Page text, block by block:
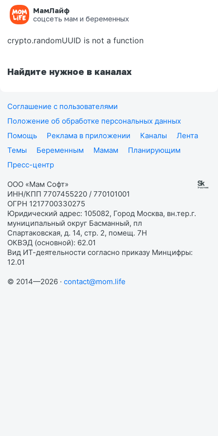
МамЛайф
соцсеть мам и беременных
Ошибка на странице
crypto.randomUUID is not a function
Найдите нужное в каналах
Соглашение с пользователями
Положение об обработке персональных данных
Помощь
Реклама в приложении Каналы
Лента
Темы
Беременным Мамам
Планирующим
Пресс-центр
ООО «Мам Софт»
ИНН/КПП 7707455220 / 770101001
ОГРН 1217700330275
Юридический адрес: 105082, Город Москва, вн.тер.г.
муниципальный округ Басманный, пл
Спартаковская, д. 14, стр. 2, помещ. 7Н
ОКВЭД (основной): 62.01
Вид ИТ-деятельности согласно приказу Минцифры:
12.01
© 2014—2026 · contact@mom.life